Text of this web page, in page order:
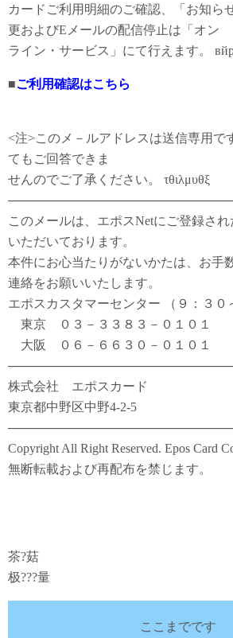
カードご利用明細のご確認、「お知ら
更およびEメールの配信停止は「オン
ライン・サービス」にて行えます。
■ご利用確認はこちら
<注>このメ－ルアドレスは送信専用で
てもご回答できま
せんのでご了承ください。 τθιλμυθξ
このメールは、エポスNetにご登録さ
いただいております。
本件にお心当たりがないかたは、お手
連絡をお願いいたします。
エポスカスタマーセンター （９：３０
東京 ０３－３３８３－０１０１
大阪 ０６－６６３０－０１０１
株式会社 エポスカード
東京都中野区中野4-2-5
Copyright All Right Reserved. Epos Card
無断転載および再配布を禁じます。
茶?菇
极???量
ここまでです